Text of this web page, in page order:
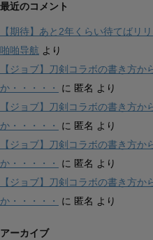
最近のコメント
【期待】あと2年くらい待てばリ
啪啪导航 より
【ジョブ】刀剣コラボの書き方
か・・・・・
に 匿名 より
【ジョブ】刀剣コラボの書き方
か・・・・・
に 匿名 より
【ジョブ】刀剣コラボの書き方
か・・・・・
に 匿名 より
【ジョブ】刀剣コラボの書き方
か・・・・・
に 匿名 より
アーカイブ